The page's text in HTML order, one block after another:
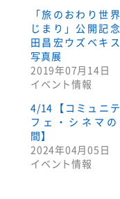
「旅のおわり世
じまり」公開記
田昌宏ウズベキ
写真展
2019年07月14日
イベント情報
4/14【コミュニ
フェ・シネマの
間】
2024年04月05日
イベント情報